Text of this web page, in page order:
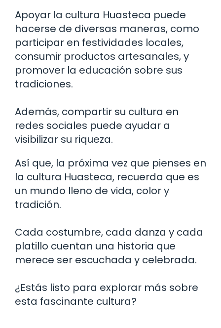
Apoyar la cultura Huasteca puede
hacerse de diversas maneras, como
participar en festividades locales,
consumir productos artesanales, y
promover la educación sobre sus
tradiciones.
Además, compartir su cultura en
redes sociales puede ayudar a
visibilizar su riqueza.
Así que, la próxima vez que pienses en
la cultura Huasteca, recuerda que es
un mundo lleno de vida, color y
tradición.
Cada costumbre, cada danza y cada
platillo cuentan una historia que
merece ser escuchada y celebrada.
¿Estás listo para explorar más sobre
esta fascinante cultura?